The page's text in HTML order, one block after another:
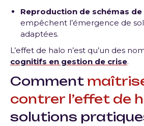
Reproduction de schémas
empêchent l’émergence de
adaptées.
L’effet de halo n’est qu’un des
cognitifs en gestion de crise.
Comment
contrer l’effet de
solutions